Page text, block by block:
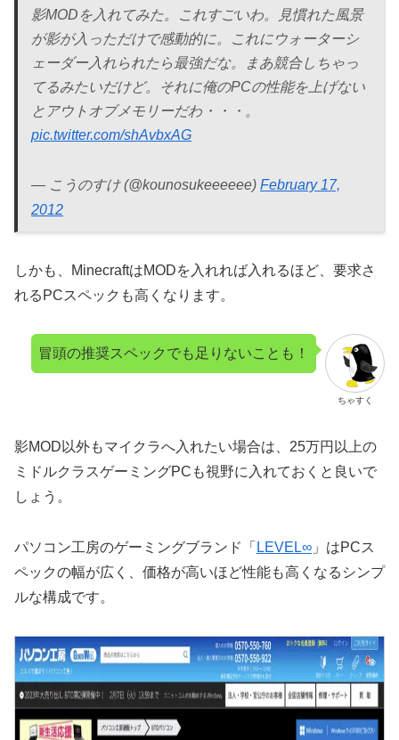
影MODを入れてみた。これすごいわ。見慣れた風景
が影が入っただけで感動的に。これにウォーターシ
ェーダー入れられたら最強だな。まあ競合しちゃっ
てるみたいだけど。それに俺のPCの性能を上げない
とアウトオブメモリーだわ・・・。
pic.twitter.com/shAvbxAG
— こうのすけ (@kounosukeeeeee) February 17,
2012
しかも、MinecraftはMODを入れれば入れるほど、要求さ
れるPCスペックも高くなります。
ちゃすく
冒頭の推奨スペックでも足りないことも！
影MOD以外もマイクラへ入れたい場合は、25万円以上の
ミドルクラスゲーミングPCも視野に入れておくと良いで
しょう。
パソコン工房のゲーミングブランド「 LEVEL∞ 」はPCス
ペックの幅が広く、価格が高いほど性能も高くなるシンプ
ルな構成です。